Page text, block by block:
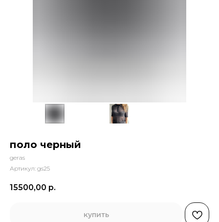
поло черный
geras
Артикул: gs25
15500,00 р.
купить